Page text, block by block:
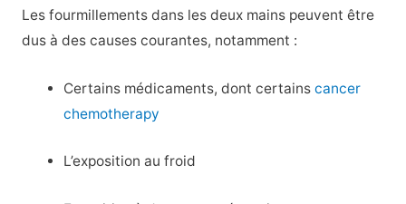
Les fourmillements dans les deux mains peuvent être
dus à des causes courantes, notamment :
Certains médicaments, dont certainscancer
chemotherapy
L’exposition au froid